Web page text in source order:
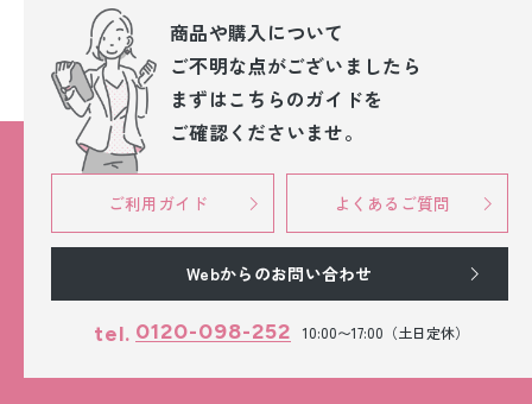
商品や購入について
ご不明な点がございましたら
まずはこちらのガイドを
ご確認くださいませ。
ご利用ガイド よくあるご質問
Webからのお問い合わせ
tel. 0120-098-252 10:00〜17:00（土日定休）